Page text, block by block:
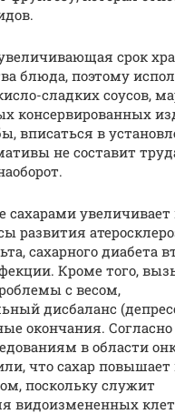
срок
блюда, поэтому
сладких соусов,
консервированных
вписаться в
не составит
сахарами увеличивает
развития
сахарного диабета
Кроме того,
с весом,
дисбаланс
окончания. Согласно
в области
что сахар
поскольку служит
видоизмененных